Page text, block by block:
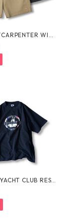
WIDE
ALL-PURPO
CLUB RESO